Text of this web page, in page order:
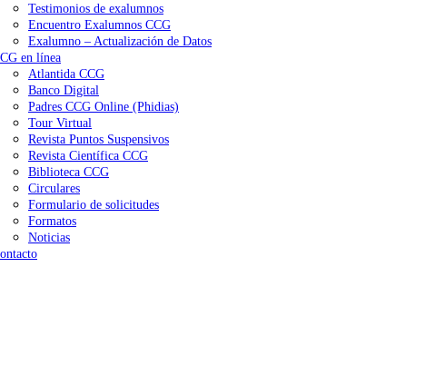
Testimonios de exalumnos
Encuentro Exalumnos CCG
Exalumno – Actualización de Datos
en línea
Atlantida CCG
Banco Digital
Padres CCG Online (Phidias)
Tour Virtual
Revista Puntos Suspensivos
Revista Científica CCG
Biblioteca CCG
Circulares
Formulario de solicitudes
Formatos
Noticias